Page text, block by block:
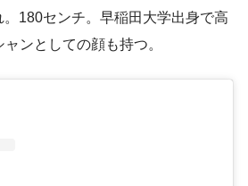
180センチ。早稲田大学出身で高
ンとしての顔も持つ。